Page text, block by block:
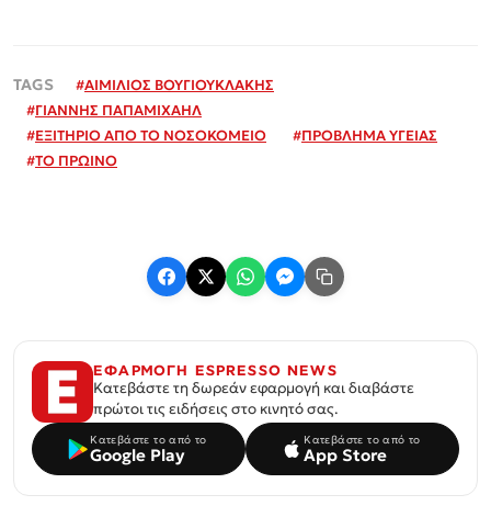
#ΑΙΜΙΛΙΟΣ ΒΟΥΓΙΟΥΚΛΑΚΗΣ
#ΓΙΑΝΝΗΣ ΠΑΠΑΜΙΧΑΗΛ
#ΕΞΙΤΗΡΙΟ ΑΠΟ ΤΟ ΝΟΣΟΚΟΜΕΙΟ #ΠΡΟΒΛΗΜΑ ΥΓΕΙΑΣ
#ΤΟ ΠΡΩΙΝΟ
ΕΦΑΡΜΟΓΗ ESPRESSO NEWS
Κατεβάστε τη δωρεάν εφαρμογή και διαβάστε
πρώτοι τις ειδήσεις στο κινητό σας.
Κατεβάστε το από το
Google Play
Κατεβάστε το από το
App Store